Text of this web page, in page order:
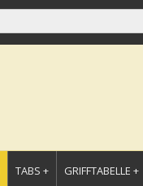
TABS + GRIFFTABELLE +